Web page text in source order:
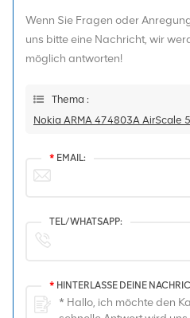
Wenn Sie Fragen oder
uns bitte eine Nachricht, wir
möglich antworten!
Thema :
Nokia ARMA 474803A AirScale
* EMAIL:
TEL/WHATSAPP:
* HINTERLASSE DEINE